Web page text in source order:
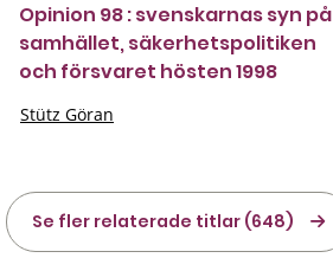
Opinion 98 : svenskarnas syn på
samhället, säkerhetspolitiken
och försvaret hösten 1998
Stütz Göran
Se fler relaterade titlar (648)